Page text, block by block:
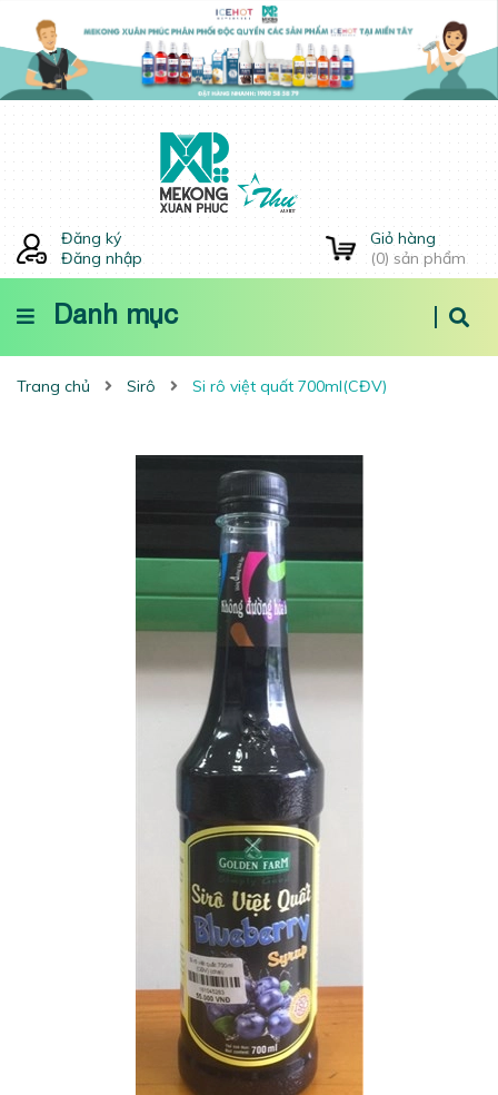
Đăng ký
Đăng nhập
Giỏ hàng
(0) sản phẩm
Danh mục
Trang chủ Sirô Si rô việt quất 700ml(CĐV)